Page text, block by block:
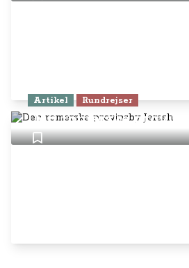
Artikel Rundrejser
Den romerske